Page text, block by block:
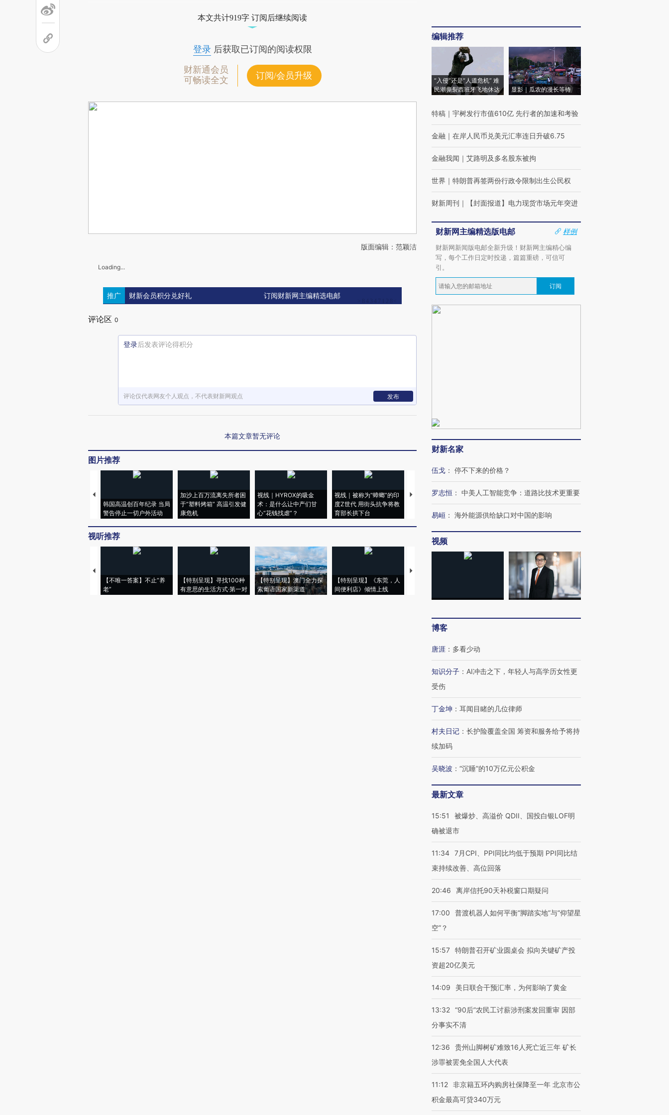
本文共计919字 订阅后继续阅读
登录后获取已订阅的阅读权限
财新通会员
可畅读全文
订阅/会员升级
版面编辑：范颖洁
Loading...
推广 财新会员积分兑好礼 订阅财新网主编精选电邮
评论区 0
登录后发表评论得积分
评论仅代表网友个人观点，不代表财新网观点 发布
本篇文章暂无评论
图片推荐
韩国高温创百年纪录 当局
警告停止一切户外活动
加沙上百万流离失所者困
于“塑料烤箱” 高温引发健
康危机
视线｜HYROX的吸金
术：是什么让中产们甘
心“花钱找虐”？
视线｜被称为“蟑螂”的印
度Z世代 用街头抗争将教
育部长拱下台
视线｜“入侵”还是“人道危
机”？难民潮撕裂西班牙
飞地休达
湖北宜昌局部短时降雨
128毫米 紧急转移近
4000人
哈尔滨遭遇短时极端强降
雨 3小时累计雨量超80毫
视听推荐
【不唯一答案】不止“养
老”
【特别呈现】寻找100种
有意思的生活方式·第一对
【特别呈现】澳门全力探
索葡语国家新渠道
【特别呈现】《东莞，人
间便利店》倾情上线
【推广】走进第四届链博
【特别呈现】寻找100种
有意思的生活方式·第三对
【商旅对话】华住集团
CFO：不靠规模取胜，华
住三大增长引擎是什么？
编辑推荐
“入侵”还是“人道危机” 难
民潮撕裂西班牙飞地休达
显影｜瓜农的漫长等待
特稿 ｜ 宇树发行市值610亿 先行者的加速和考验
金融 ｜ 在岸人民币兑美元汇率连日升破6.75
金融我闻 ｜ 艾路明及多名股东被拘
世界 ｜ 特朗普再签两份行政令限制出生公民权
财新周刊 ｜ 【封面报道】电力现货市场元年突进
财新网主编精选版电邮
样例
财新网新闻版电邮全新升级！财新网主编精心编
写，每个工作日定时投递，篇篇重磅，可信可
引。
订阅
财新名家
伍戈 ： 停不下来的价格？
罗志恒 ： 中美人工智能竞争：道路比技术更重要
易峘 ： 海外能源供给缺口对中国的影响
视频
博客
唐涯 ： 多看少动
知识分子 ： AI冲击之下，年轻人与高学历女性更
受伤
丁金坤 ： 耳闻目睹的几位律师
村夫日记 ： 长护险覆盖全国 筹资和服务给予将持
续加码
吴晓波 ： “沉睡”的10万亿元公积金
最新文章
15:51
被爆炒、高溢价 QDII、国投白银LOF明
确被退市
11:34 7月CPI、PPI同比均低于预期 PPI同比结
束持续改善、高位回落
20:46 离岸信托90天补税窗口期疑问
17:00
普渡机器人如何平衡“脚踏实地”与“仰望星
空”？
15:57 特朗普召开矿业圆桌会 拟向关键矿产投
资超20亿美元
14:09 美日联合干预汇率，为何影响了黄金
13:32 “90后”农民工讨薪涉刑案发回重审 因部
分事实不清
12:36
贵州山脚树矿难致16人死亡近三年 矿长
涉罪被罢免全国人大代表
11:12 非京籍五环内购房社保降至一年 北京市公
积金最高可贷340万元